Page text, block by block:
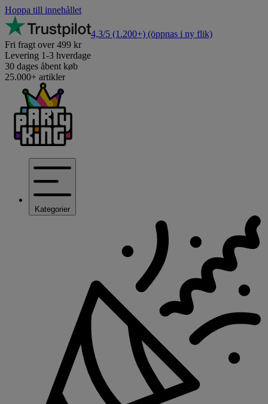
Hoppa till innehållet
4,3/5 (1.200+) (öppnas i ny flik)
Fri fragt over 499 kr
Levering 1-3 hverdage
30 dages åbent køb
25.000+ artikler
Kategorier